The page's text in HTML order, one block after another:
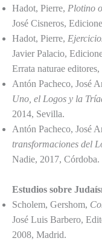
Hadot, Pierre, Plotino
José Cisneros,
Hadot, Pierre,
Javier Palacio,
Errata naturae
Antón Pacheco, José
Uno, el Logos y la
2014, Sevilla.
Antón Pacheco, José
transformaciones del
Nadie, 2017, Córdoba.
Estudios sobre
Scholem, Gershom,
José Luis Barbero,
2008, Madrid.